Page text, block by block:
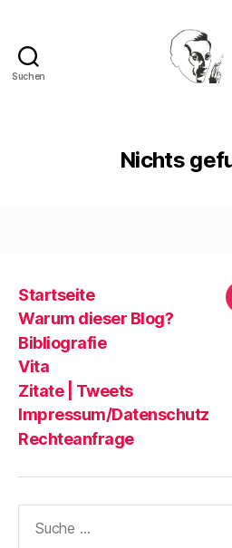
Suchen
Nichts
Startseite
Warum dieser Blog?
Bibliografie
Vita
Zitate | Tweets
Impressum/Datenschutz
Rechteanfrage
nach: